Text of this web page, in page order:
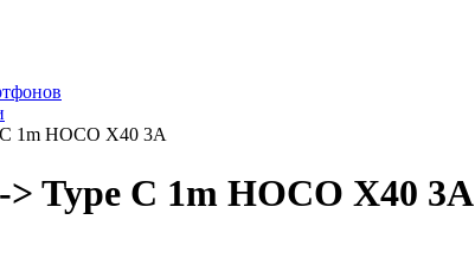
1m HOCO X40 3A
> Type C 1m HOCO X40 3A